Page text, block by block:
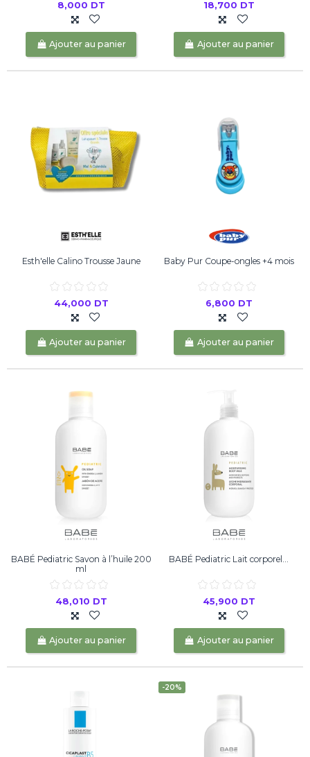
8,000 DT
Ajouter au panier
18,700 DT
Ajouter au panier
Esth'elle Calino Trousse Jaune
44,000 DT
Ajouter au panier
Baby Pur Coupe-ongles +4 mois
6,800 DT
Ajouter au panier
BABÉ Pediatric Savon à l’huile 200
ml
48,010 DT
Ajouter au panier
BABÉ Pediatric Lait corporel...
45,900 DT
Ajouter au panier
-20%